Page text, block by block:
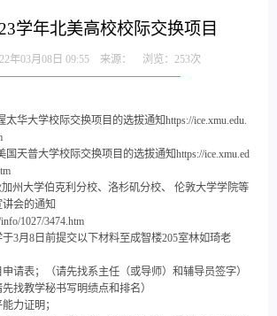
学年北美高校校际交换项目
年03月08日 09:55 来源： 浏览： 253次
太华大学校际交换项目的选拔通知https://ice.xmu.edu.
国天普大学校际交换项目的选拔通知https://ice.xmu.ed
州大学伯克利分校、洛杉矶分校、 伦敦大学学院等
会的通知
1027/3474.htm
3月8日前提交以下材料至成智楼205室林如琦老
请表；（请先找系主任（或导师）和辅导员签字）
教学秘书写明绩点和排名）
力证明；